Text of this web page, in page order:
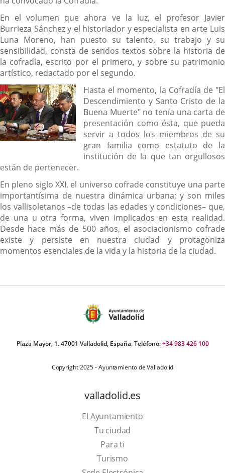
En el volumen que ahora ve la luz, el profesor Javier
Burrieza Sánchez y el historiador y especialista en arte Luis
Luna Moreno, han puesto su talento, su trabajo y su
sensibilidad, consta de sendos textos sobre la historia de
la cofradía, escrito por el primero, y sobre su patrimonio
artístico, redactado por el segundo.
Hasta el momento, la Cofradía de "El
Descendimiento y Santo Cristo de la
Buena Muerte" no tenía una carta de
presentación como ésta, que pueda
servir a todos los miembros de su
gran familia como estatuto de la
institución de la que tan orgullosos
están de pertenecer.
En pleno siglo XXI, el universo cofrade constituye una parte
importantísima de nuestra dinámica urbana; y son miles
los vallisoletanos –de todas las edades y condiciones– que,
de una u otra forma, viven implicados en esta realidad.
Desde hace más de 500 años, el asociacionismo cofrade
existe y persiste en nuestra ciudad y protagoniza
momentos esenciales de la vida y la historia de la ciudad.
Plaza Mayor, 1. 47001 Valladolid, España. Teléfono:+34 983 426 100
Copyright 2025 - Ayuntamiento de Valladolid
valladolid.es
El Ayuntamiento
Tu ciudad
Para ti
TurismoThis